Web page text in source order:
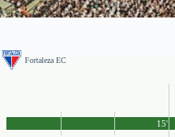
Fortaleza EC
15'